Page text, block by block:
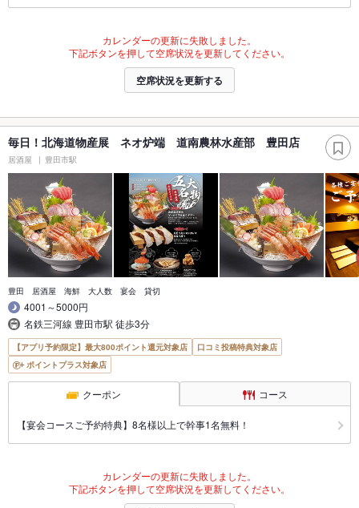
カレンダーの更新に失敗しました。
下記ボタンを押して空席状況を更新してください。
空席状況を更新する
毎日！北海道物産展 ネオ炉端 道南農林水産部 豊田店
居酒屋 豊田市駅
豊田 居酒屋 海鮮 大人数 宴会 貸切
4001～5000円
名鉄三河線 豊田市駅 徒歩3分
【アプリ予約限定】最大800ポイント還元対象店
口コミ投稿特典対象店
ポイントプラス対象店
クーポン コース
【宴会コースご予約特典】8名様以上で幹事1名無料！
カレンダーの更新に失敗しました。
下記ボタンを押して空席状況を更新してください。